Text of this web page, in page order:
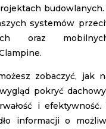
systemów
oraz
zobaczyć, jak
pokryć
i efektywność.
informacji o